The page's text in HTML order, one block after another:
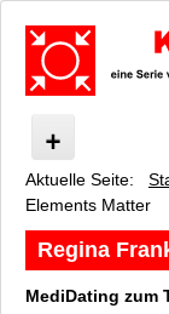
KunstTREFFpunkt
Was ist
Veranstaltungen
Elements Matter
Aktuelle Seite:
Elements Matter
Regina
MediDating zum